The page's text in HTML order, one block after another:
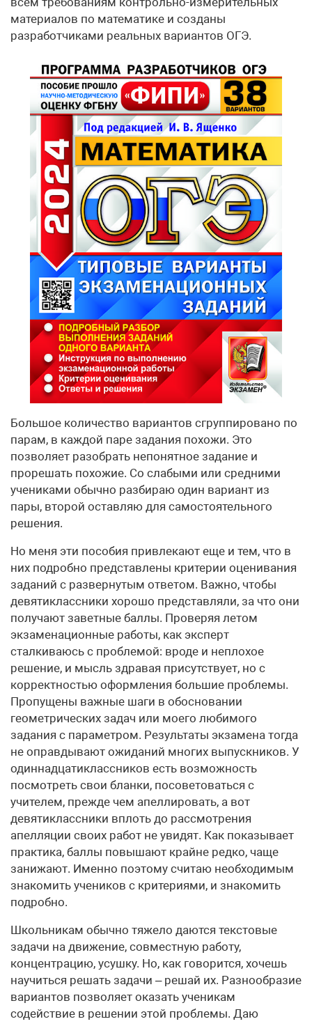
материалов по математике и созданы
разработчиками реальных вариантов ОГЭ.
Большое количество вариантов сгруппировано по
парам, в каждой паре задания похожи. Это
позволяет разобрать непонятное задание и
прорешать похожие. Со слабыми или средними
учениками обычно разбираю один вариант из
пары, второй оставляю для самостоятельного
решения.
Но меня эти пособия привлекают еще и тем, что в
них подробно представлены критерии оценивания
заданий с развернутым ответом. Важно, чтобы
девятиклассники хорошо представляли, за что они
получают заветные баллы. Проверяя летом
экзаменационные работы, как эксперт
сталкиваюсь с проблемой: вроде и неплохое
решение, и мысль здравая присутствует, но с
корректностью оформления большие проблемы.
Пропущены важные шаги в обосновании
геометрических задач или моего любимого
задания с параметром. Результаты экзамена тогда
не оправдывают ожиданий многих выпускников. У
одиннадцатиклассников есть возможность
посмотреть свои бланки, посоветоваться с
учителем, прежде чем апеллировать, а вот
девятиклассники вплоть до рассмотрения
апелляции своих работ не увидят. Как показывает
практика, баллы повышают крайне редко, чаще
занижают. Именно поэтому считаю необходимым
знакомить учеников с критериями, и знакомить
подробно.
Школьникам обычно тяжело даются текстовые
задачи на движение, совместную работу,
концентрацию, усушку. Но, как говорится, хочешь
научиться решать задачи – решай их. Разнообразие
вариантов позволяет оказать ученикам
содействие в решении этой проблемы. Даю